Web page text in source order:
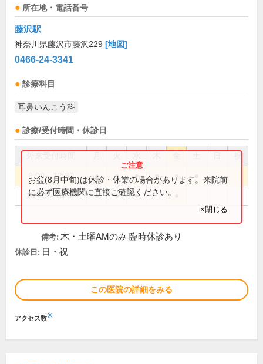
所在地・電話番号
藤沢駅
神奈川県藤沢市藤沢229 [地図]
0466-24-3341
診療科目
耳鼻いんこう科
診療/受付時間・休診日
祝
9:00～12:30 ● ● ● ● ●
15:00～18:30 ● ● ●
お盆(8月中旬)は休診・休業の場合があります。来院前
に必ず医療機関に直接ご確認ください。
×閉じる
備考: 木・土曜AMのみ 臨時休診あり
休診日: 日・祝
この医院の詳細をみる
アクセス数※